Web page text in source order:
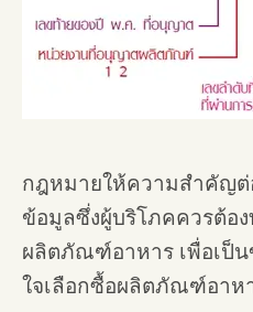
กฎหมายให้ความสำคัญต่
ข้อมูลซึ่งผู้บริโภคควรต้อ
ผลิตภัณฑ์อาหาร เพื่อเป็
ใจเลือกซื้อผลิตภัณฑ์อาห